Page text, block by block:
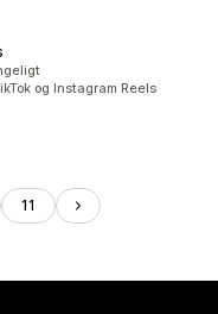
og Instagram Reels
11